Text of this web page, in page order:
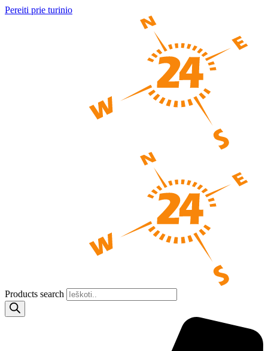
Pereiti prie turinio
Products search